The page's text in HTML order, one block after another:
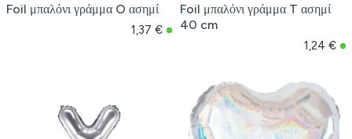
Foil μπαλόνι γράμμα O ασημί
1,37 €
Foil μπαλόνι γράμμα T ασημί
40 cm
1,24 €